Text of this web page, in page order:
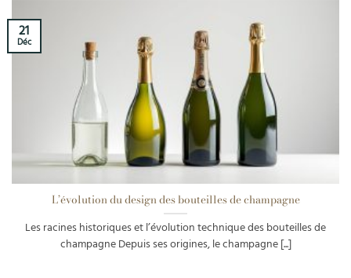
L’évolution du design des bouteilles de champagne
Les racines historiques et l’évolution technique des bouteilles de
champagne Depuis ses origines, le champagne [...]
21
Déc